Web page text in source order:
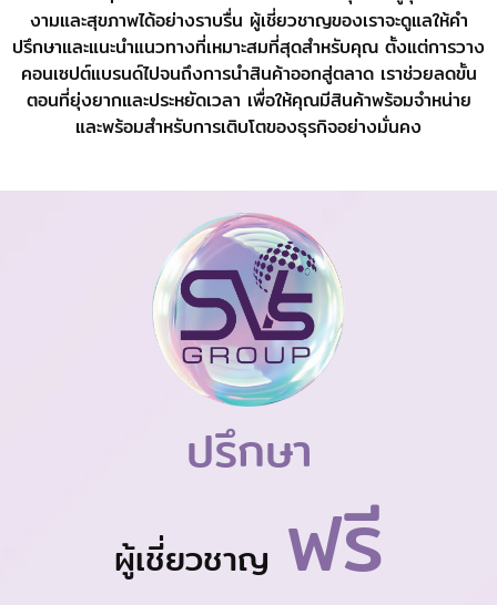
งามและสุขภาพได้อย่างราบรื่น ผู้เชี่ยวชาญของเราจะดูแลให้คำ
ปรึกษาและแนะนำแนวทางที่เหมาะสมที่สุดสำหรับคุณ ตั้งแต่การวาง
คอนเซปต์แบรนด์ไปจนถึงการนำสินค้าออกสู่ตลาด เราช่วยลดขั้น
ตอนที่ยุ่งยากและประหยัดเวลา เพื่อให้คุณมีสินค้าพร้อมจำหน่าย
และพร้อมสำหรับการเติบโตของธุรกิจอย่างมั่นคง
ปรึกษา
ผู้เชี่ยวชาญ ฟรี